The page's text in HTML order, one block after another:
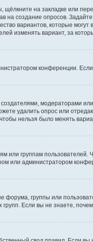
щёлкните на закладке или
создание опросов.
вариантов, которые
изменять вариант, за
конференции.
модераторами
удалить опрос или
нельзя было менять
группам
или администратором
форума, группы или
Если вы не знаете,